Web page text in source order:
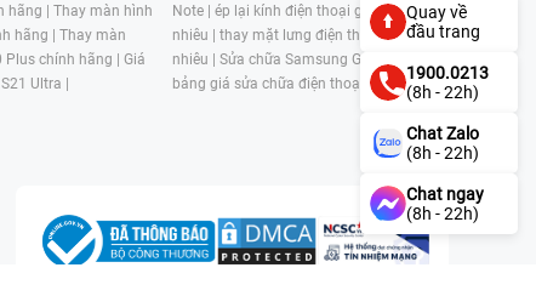
hãng | Thay màn hình
hãng | Thay màn
Plus chính hãng | Giá
Ultra |
Note | ép lại kính điện thoại giá bao
nhiêu | thay mặt lưng điện thoại giá bao
nhiêu | Sửa chữa Samsung Galaxy S |
bảng giá sửa chữa điện thoại samsung |
Quay về
đầu trang
1900.0213
(8h - 22h)
Chat Zalo
(8h - 22h)
Chat ngay
(8h - 22h)